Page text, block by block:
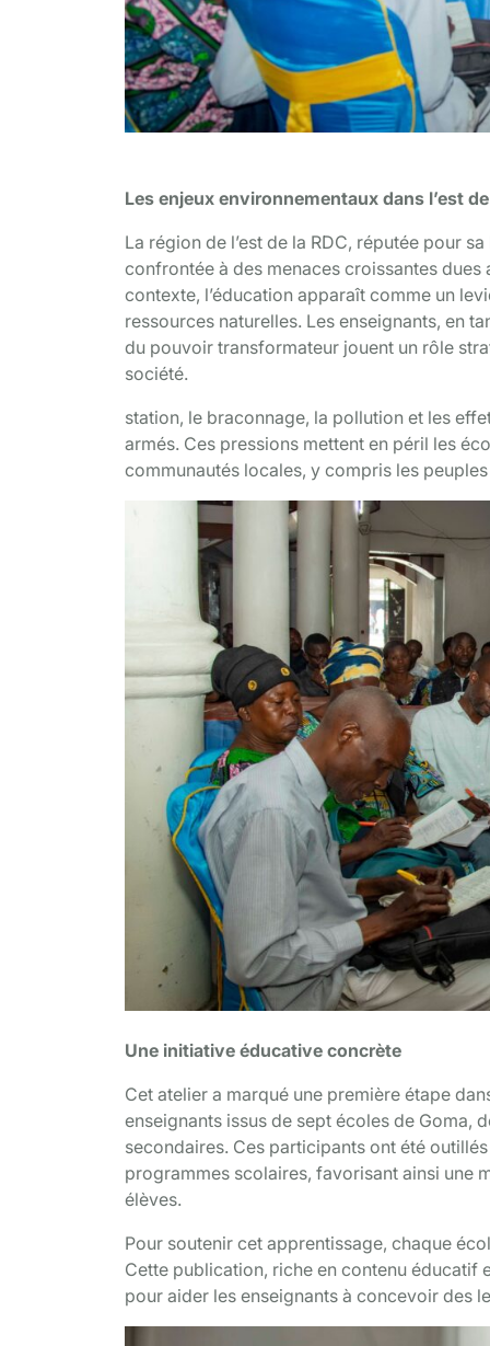
Les enjeux environnementaux dans l’est de
La région de l’est de la RDC, réputée pour
confrontée à des menaces croissantes
contexte, l’éducation apparaît comme un
ressources naturelles. Les enseignants, en
du pouvoir transformateur jouent un rôle
société.
station, le braconnage, la pollution et les
armés. Ces pressions mettent en péril les
communautés locales, y compris les
Une initiative éducative concrète
Cet atelier a marqué une première étape
enseignants issus de sept écoles de Goma,
secondaires. Ces participants ont été
programmes scolaires, favorisant ainsi une
élèves.
Pour soutenir cet apprentissage, chaque
Cette publication, riche en contenu éducatif
pour aider les enseignants à concevoir des